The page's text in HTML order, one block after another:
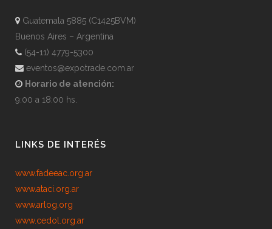
Guatemala 5885 (C1425BVM)
Buenos Aires – Argentina
(54-11) 4779-5300
eventos@expotrade.com.ar
Horario de atención:
9:00 a 18:00 hs.
LINKS DE INTERÉS
www.fadeeac.org.ar
www.ataci.org.ar
www.arlog.org
www.cedol.org.ar